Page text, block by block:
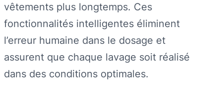
vêtements plus longtemps. Ces
fonctionnalités intelligentes éliminent
l’erreur humaine dans le dosage et
assurent que chaque lavage soit réalisé
dans des conditions optimales.